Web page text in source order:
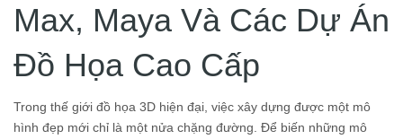
Max, Maya Và Các Dự Án
Đồ Họa Cao Cấp
Trong thế giới đồ họa 3D hiện đại, việc xây dựng được một mô
hình đẹp mới chỉ là một nửa chặng đường. Để biến những mô